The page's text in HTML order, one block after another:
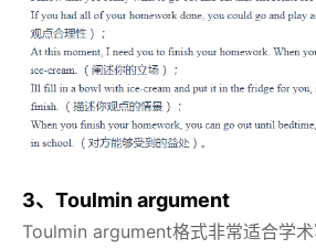
3、Toulmin argument
Toulmin argument格式非常适合学